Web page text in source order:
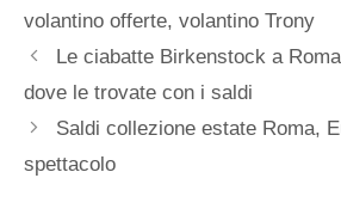
volantino offerte, volantino Trony
Le ciabatte Birkenstock a
dove le trovate con i saldi
Saldi collezione estate Roma,
spettacolo